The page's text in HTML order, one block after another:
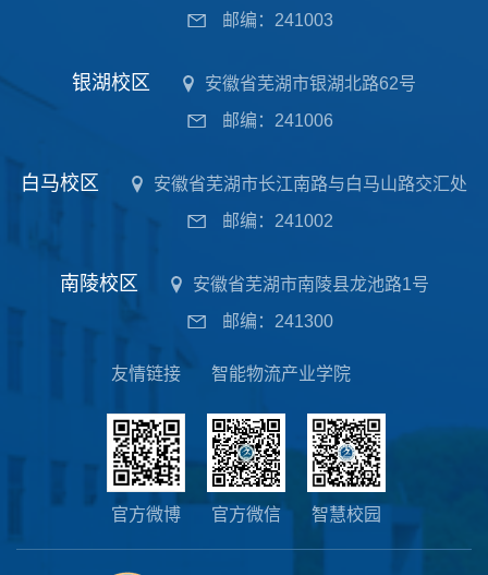
邮编：241003
银湖校区
安徽省芜湖市银湖北路62号
邮编：241006
白马校区
安徽省芜湖市长江南路与白马山路交汇处
邮编：241002
南陵校区
安徽省芜湖市南陵县龙池路1号
邮编：241300
友情链接 智能物流产业学院
官方微博 官方微信 智慧校园